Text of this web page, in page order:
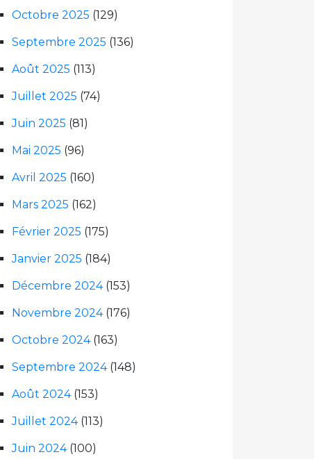
Octobre 2025 (129)
Septembre 2025 (136)
Août 2025 (113)
Juillet 2025 (74)
Juin 2025 (81)
Mai 2025 (96)
Avril 2025 (160)
Mars 2025 (162)
Février 2025 (175)
Janvier 2025 (184)
Décembre 2024(153)
Novembre 2024(176)
Octobre 2024(163)
Septembre 2024(148)
Août 2024(153)
Juillet 2024(113)
Juin 2024(100)